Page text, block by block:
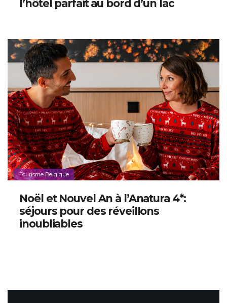
l’hôtel parfait au bord d’un lac
Tourisme Belgique
Noël et Nouvel An à l’Anatura 4*:
séjours pour des réveillons
inoubliables